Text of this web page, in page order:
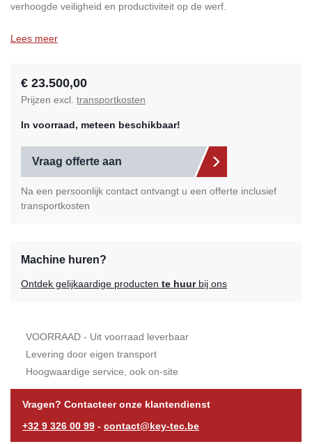
verhoogde veiligheid en productiviteit op de werf.
Lees meer
€ 23.500,00
Prijzen excl. transportkosten
In voorraad, meteen beschikbaar!
Vraag offerte aan
Na een persoonlijk contact ontvangt u een offerte inclusief
transportkosten
Machine huren?
Ontdek gelijkaardige producten te huurbij ons
VOORRAAD - Uit voorraad leverbaar
Levering door eigen transport
Hoogwaardige service, ook on-site
Vragen? Contacteer onze klantendienst
+32 9 326 00 99 - contact@key-tec.be